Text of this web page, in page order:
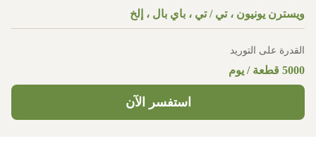
ويسترن يونيون ، تي / تي ، باي بال ، إلخ
القدرة على التوريد
5000 قطعة / يوم
استفسر الآن